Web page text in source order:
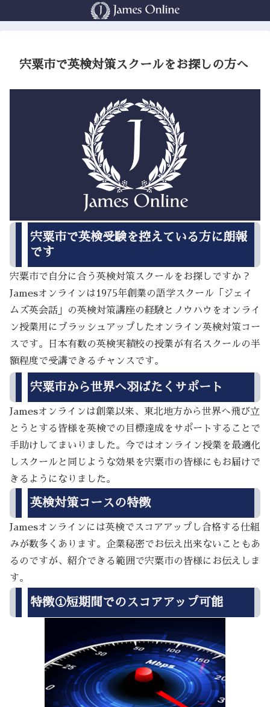
宍粟市で英検対策スクールをお探しの方へ
宍粟市で英検受験を控えている方に朗報
です
宍粟市で自分に合う英検対策スクールをお探しですか？
Jamesオンラインは1975年創業の語学スクール「ジェイ
ムズ英会話」の英検対策講座の経験とノウハウをオンライ
ン授業用にブラッシュアップしたオンライン英検対策コー
スです。日本有数の英検実績校の授業が有名スクールの半
額程度で受講できるチャンスです。
宍粟市から世界へ羽ばたくサポート
Jamesオンラインは創業以来、東北地方から世界へ飛び立
とうとする皆様を英検での目標達成をサポートすることで
手助けしてまいりました。今ではオンライン授業を最適化
しスクールと同じような効果を宍粟市の皆様にもお届けで
きるようになりました。
英検対策コースの特徴
Jamesオンラインには英検でスコアアップし合格する仕組
みが数多くあります。企業秘密でお伝え出来ないこともあ
るのですが、紹介できる範囲で宍粟市の皆様にお伝えしま
す。
特徴①短期間でのスコアアップ可能